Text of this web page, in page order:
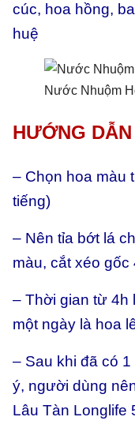
cúc, hoa hồng,
huệ
Nước Nhuộm
HƯỚNG
– Chọn hoa màu
tiếng)
– Nên tỉa bớt lá
màu, cắt xéo gốc
– Thời gian từ 4h
một ngày là hoa
– Sau khi đã có
ý, người dùng
Lâu Tàn Longlife